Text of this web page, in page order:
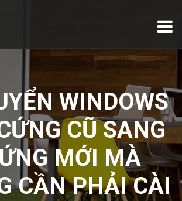
WINDOWS
CŨ SANG
MỚI MÀ
CẦN PHẢI CÀI